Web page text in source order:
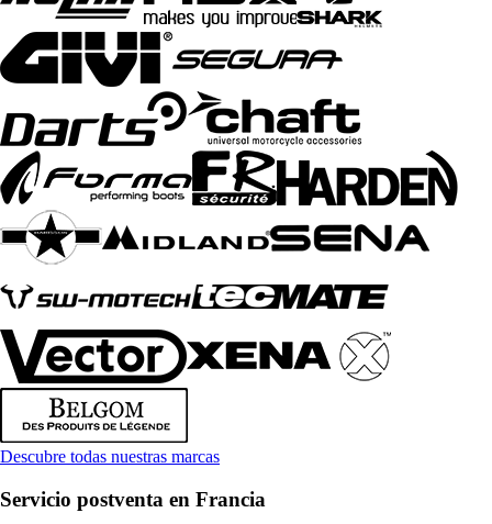
Descubre todas nuestras marcas
Servicio postventa en Francia